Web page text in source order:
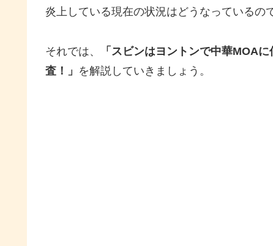
炎上している現在の状況はどうなっているの
それでは、
「スビンはヨントンで中華MOA
査！」 を解説していきましょう。